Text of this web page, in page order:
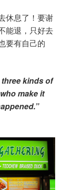
休息了！要谢
能退，只好去
要有自己的
three kinds of
make it